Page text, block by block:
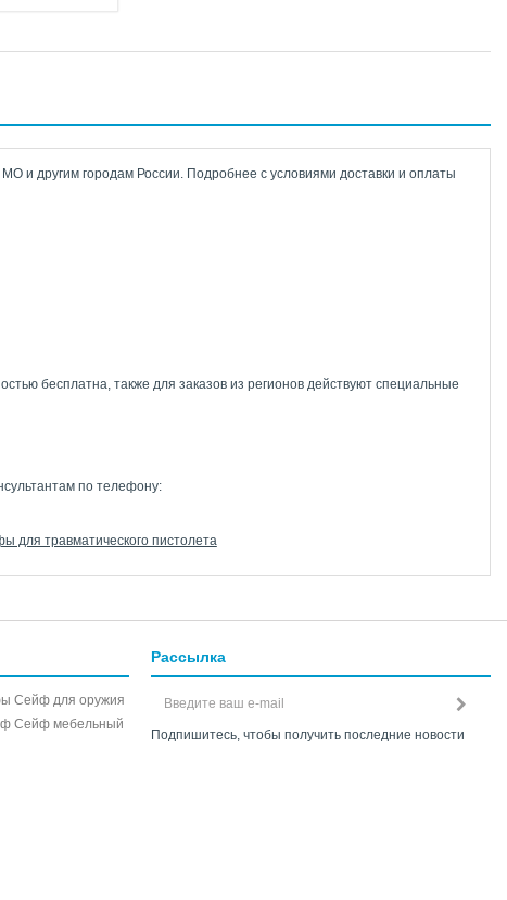
и другим городам России. Подробнее с условиями доставки и оплаты
бесплатна, также для заказов из регионов действуют специальные
по телефону:
для травматического пистолета
Сейф для оружия
Сейф мебельный
Рассылка
Подпишитесь, чтобы получить последние новости